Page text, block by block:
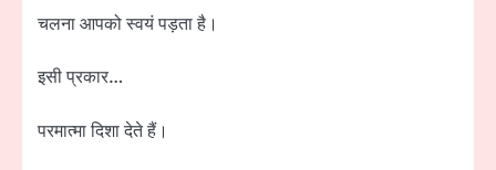
चलना आपको स्वयं पड़ता है।
इसी प्रकार…
परमात्मा दिशा देते हैं।